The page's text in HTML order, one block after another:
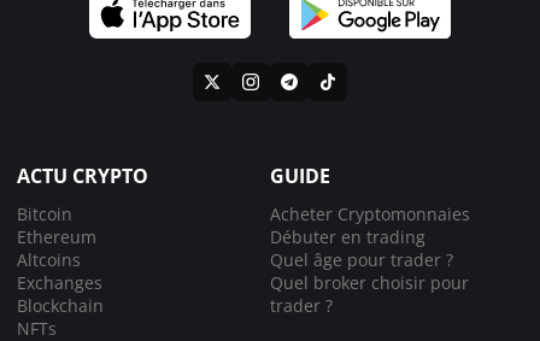
ACTU CRYPTO
Bitcoin
Ethereum
Altcoins
Exchanges
Blockchain
NFTs
GUIDE
Acheter Cryptomonnaies
Débuter en trading
Quel âge pour trader ?
Quel broker choisir pour
trader ?